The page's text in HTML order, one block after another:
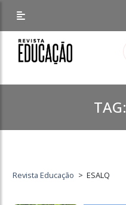
TAG:
Revista Educação > ESALQ